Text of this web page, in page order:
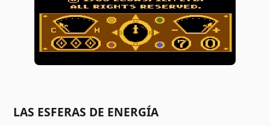
LAS ESFERAS DE ENERGÍA